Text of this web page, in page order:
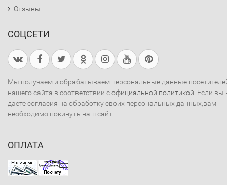
Отзывы
СОЦСЕТИ
Мы получаем и обрабатываем персональные данные
нашего сайта в соответствии софициальной политикой . Если вы
даете согласия на обработку своих персональных данных,вам
необходимо покинуть наш сайт.
ОПЛАТА